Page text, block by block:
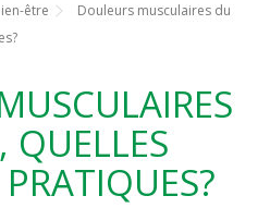
être
Douleurs musculaires du
QUELLES